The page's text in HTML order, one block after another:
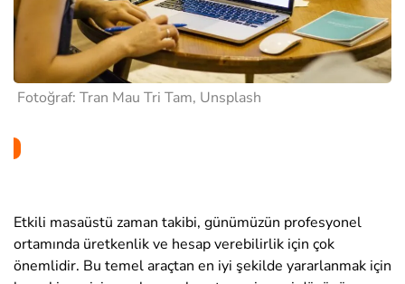
Fotoğraf: Tran Mau Tri Tam, Unsplash
Etkili masaüstü zaman takibi, günümüzün profesyonel
ortamında üretkenlik ve hesap verebilirlik için çok
önemlidir. Bu temel araçtan en iyi şekilde yararlanmak için